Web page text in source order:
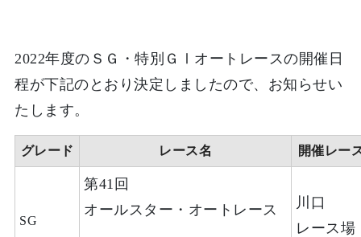
2022年度のＳＧ・特別ＧⅠオートレースの開催日
程が下記のとおり決定しましたので、お知らせい
たします。
グレード レース名 開催レー
SG
第41回
オールスター・オートレース
川口
レース場